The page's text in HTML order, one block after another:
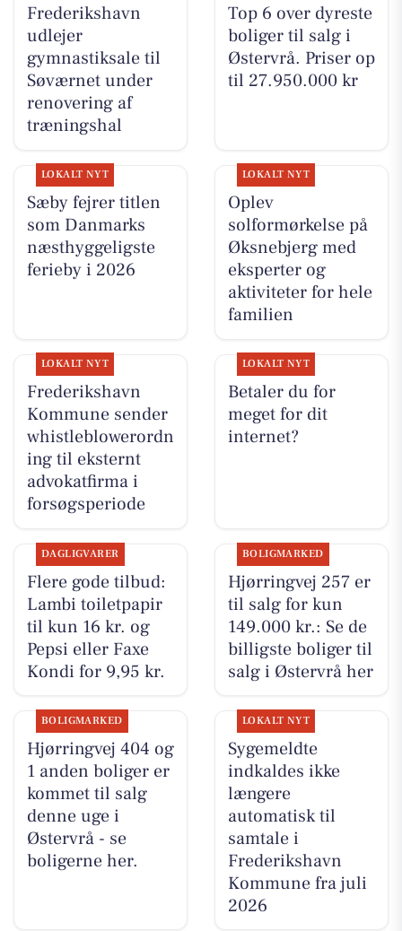
Frederikshavn
udlejer
gymnastiksale til
Søværnet under
renovering af
træningshal
Top 6 over dyreste
boliger til salg i
Østervrå. Priser op
til 27.950.000 kr
LOKALT NYT
Sæby fejrer titlen
som Danmarks
næsthyggeligste
ferieby i 2026
LOKALT NYT
Oplev
solformørkelse på
Øksnebjerg med
eksperter og
aktiviteter for hele
familien
LOKALT NYT
Frederikshavn
Kommune sender
whistleblowerordn
ing til eksternt
advokatfirma i
forsøgsperiode
LOKALT NYT
Betaler du for
meget for dit
internet?
DAGLIGVARER
Flere gode tilbud:
Lambi toiletpapir
til kun 16 kr. og
Pepsi eller Faxe
Kondi for 9,95 kr.
BOLIGMARKED
Hjørringvej 257 er
til salg for kun
149.000 kr.: Se de
billigste boliger til
salg i Østervrå her
BOLIGMARKED
Hjørringvej 404 og
1 anden boliger er
kommet til salg
denne uge i
Østervrå - se
boligerne her.
LOKALT NYT
Sygemeldte
indkaldes ikke
længere
automatisk til
samtale i
Frederikshavn
Kommune fra juli
2026